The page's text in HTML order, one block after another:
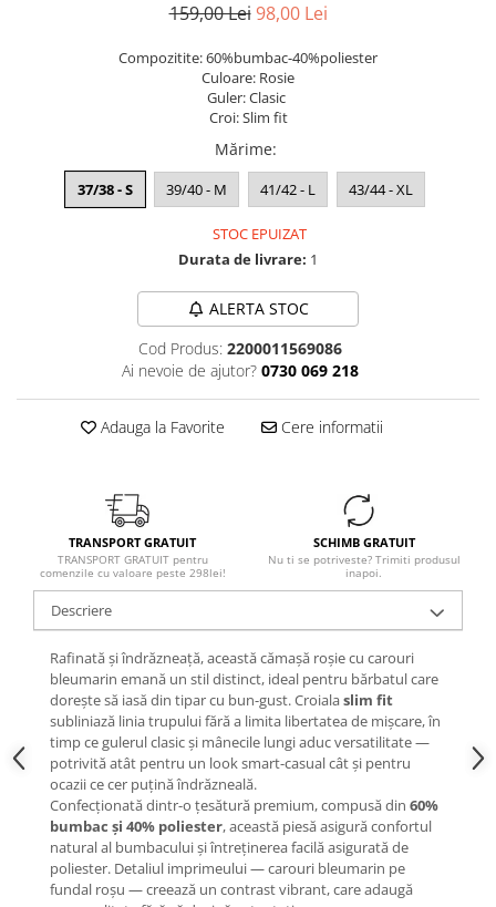
159,00 Lei 98,00 Lei
Compozitite: 60%bumbac-40%poliester
Culoare: Rosie
Guler: Clasic
Croi: Slim fit
Mărime:
37/38 - S 39/40 - M 41/42 - L 43/44 - XL
STOC EPUIZAT
Durata de livrare: 1
ALERTA STOC
Cod Produs: 2200011569086
Ai nevoie de ajutor? 0730 069 218
Adauga la Favorite Cere informatii
TRANSPORT GRATUIT
TRANSPORT GRATUIT pentru
comenzile cu valoare peste 298lei!
SCHIMB GRATUIT
Nu ti se potriveste? Trimiti produsul
inapoi.
Descriere
Rafinată și îndrăzneaţă, această cămașă roșie cu carouri
bleumarin emană un stil distinct, ideal pentru bărbatul care
dorește să iasă din tipar cu bun-gust. Croialaslim fit
subliniază linia trupului fără a limita libertatea de mișcare, în
timp ce gulerul clasic și mânecile lungi aduc versatilitate —
potrivită atât pentru un look smart-casual cât și pentru
ocazii ce cer puțină îndrăzneală.
Confecționată dintr-o țesătură premium, compusă din 60%
bumbac și 40% poliester, această piesă asigură confortul
natural al bumbacului și întreținerea facilă asigurată de
poliester. Detaliul imprimeului — carouri bleumarin pe
fundal roșu — creează un contrast vibrant, care adaugă